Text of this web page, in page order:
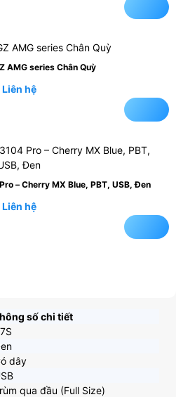
AMG series Chân Quỳ
Liên hệ
– Cherry MX Blue, PBT, USB, Đen
Liên hệ
số chi tiết
dây
qua đầu (Full Size)